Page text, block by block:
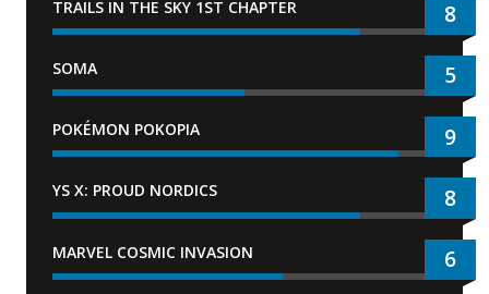
TRAILS IN THE SKY 1ST CHAPTER 8
SOMA 5
POKÉMON POKOPIA 9
YS X: PROUD NORDICS 8
MARVEL COSMIC INVASION 6